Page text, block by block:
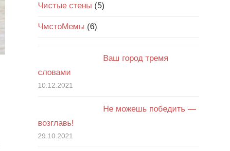
Чистые стены (5)
ЧмстоМемы (6)
Ваш город тремя
словами
10.12.2021
Не можешь победить —
возглавь!
29.10.2021